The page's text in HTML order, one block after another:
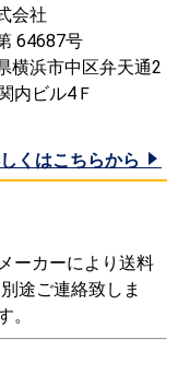
会社
64687号
横浜市中区弁天通2
内ビル4Ｆ
くはこちらから
ーカーにより送料
途ご連絡致しま
。